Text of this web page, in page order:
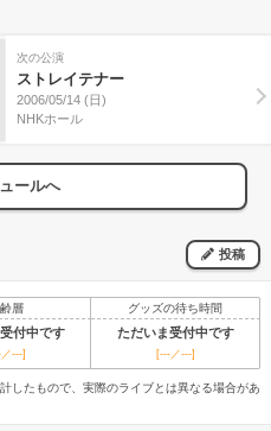
次の公演
ストレイテナー
2006/05/14 (日)
NHKホール
ールへ
投稿
層 グッズの待ち時間
付中です ただいま受付中です
---] [---／---]
したもので、実際のライブとは異なる場合があ